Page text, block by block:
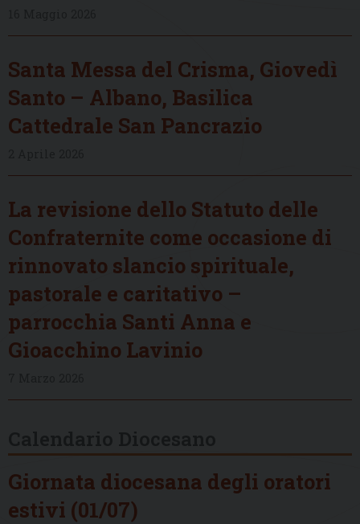
Santa Messa del Crisma, Giovedì
Santo – Albano, Basilica
Cattedrale San Pancrazio
La revisione dello Statuto delle
Confraternite come occasione di
rinnovato slancio spirituale,
pastorale e caritativo –
parrocchia Santi Anna e
Gioacchino Lavinio
Giornata diocesana degli oratori
estivi (01/07)